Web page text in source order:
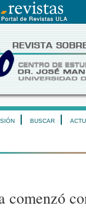
BUSCAR
comenzó